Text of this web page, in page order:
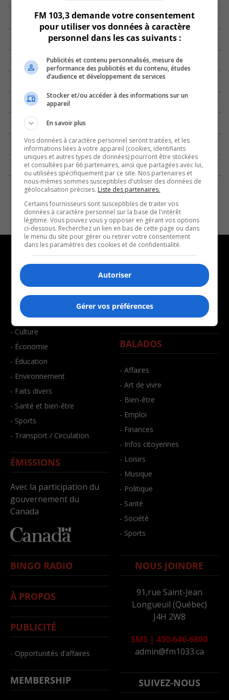
NOUVELLES
- Affaires municipales
- Communauté / Social
- Culture
- Économie
- Éducation
- Environnement
- Faits divers
- Santé et bien-être
- Sports
- Transport / Circulation
ÉMISSIONS
Avec la participation du
gouvernement du
Canada
MUSIQUE
- Décompte franco
- Joué récemment
BALADOS
- Affaires
- Art de vivre
- Bien-être
- Emploi
- Finances
- Infos citoyennes
- Loisirs
- Musique
- Politique
- Santé
- Société
- Sports
BINGO RADIO
À PROPOS
PUBLICITÉ
- Opportunités d’affaires
MEMBERSHIP
NOUS JOINDRE
91,rue Saint-Jean
Longueuil (Québec)
J4H 2W8
SMS | 450-646-6800
admin@fm1033.ca
SUIVEZ-NOUS
FM 103,3 demande votre consentement
pour utiliser vos données à caractère
personnel dans les cas suivants :
Publicités et contenu personnalisés, mesure de
performance des publicités et du contenu, études
d’audience et développement de services
Stocker et/ou accéder à des informations sur un
appareil
En savoir plus
Vos données à caractère personnel seront traitées, et les
informations liées à votre appareil (cookies, identifiants
uniques et autres types de données) pourront être stockées
et consultées par 66 partenaires, ainsi que partagées avec lui,
ou utilisées spécifiquement par ce site. Nos partenaires et
nous-mêmes sommes susceptibles d'utiliser des données de
géolocalisation précises. Liste des partenaires.
Certains fournisseurs sont susceptibles de traiter vos
données à caractère personnel sur la base de l'intérêt
légitime. Vous pouvez vous y opposer en gérant vos options
ci-dessous. Recherchez un lien en bas de cette page ou dans
le menu du site pour gérer ou retirer votre consentement
dans les paramètres des cookies et de confidentialité.
Autoriser
Gérer vos préférences